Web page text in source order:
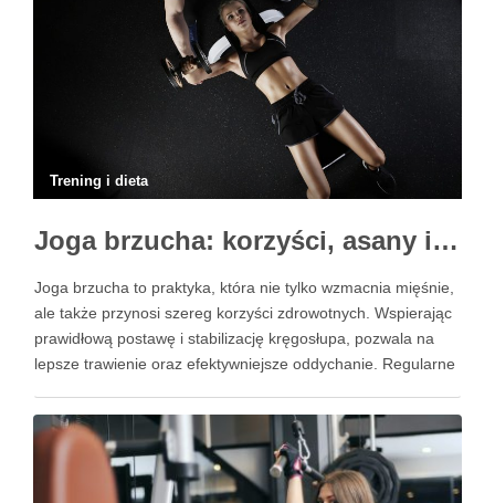
Trening i dieta
Joga brzucha: korzyści, asany i techniki oddechowe
Joga brzucha to praktyka, która nie tylko wzmacnia mięśnie,
ale także przynosi szereg korzyści zdrowotnych. Wspierając
prawidłową postawę i stabilizację kręgosłupa, pozwala na
lepsze trawienie oraz efektywniejsze oddychanie. Regularne
elastyczności i równowagi, a także staje się kluczem do
wzmocnienia centrum ciała. W dzisiejszym …